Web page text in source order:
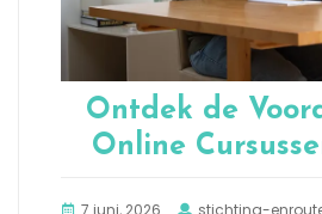
Ontdek de
Online